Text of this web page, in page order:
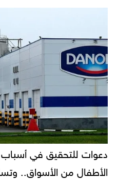
دعوات للتحقيق في
الأطفال من الأسواق..